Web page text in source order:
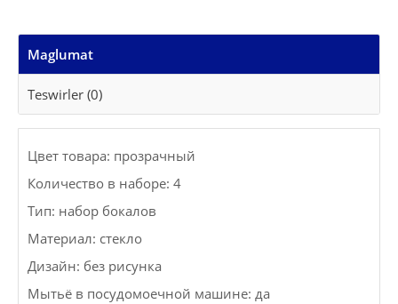
Maglumat
Teswirler (0)
Цвет товара: прозрачный
Количество в наборе: 4
Тип: набор бокалов
Материал: стекло
Дизайн: без рисунка
Мытьё в посудомоечной машине: да